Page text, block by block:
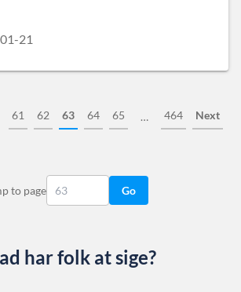
21
61 62 63 64 65 … 464 Next
to page Go
har folk at sige?